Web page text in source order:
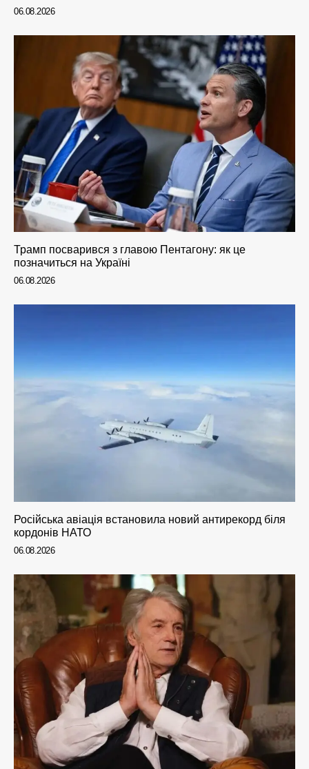
06.08.2026
Трамп посварився з главою Пентагону: як це
позначиться на Україні
06.08.2026
Російська авіація встановила новий антирекорд біля
кордонів НАТО
06.08.2026